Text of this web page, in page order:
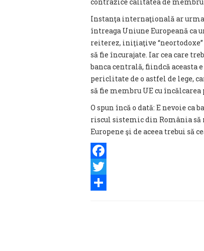
Instanţa internaţională ar urma
întreaga Uniune Europeană ca
reiterez, iniţiaţive
să fie încurajate. Iar cea care
banca centrală, fiindcă
periclitate de o astfel de lege,
să fie membru UE cu
O spun încă o dată: E nevoie ca
riscul sistemic din România
Europene şi de aceea trebui
Facebook
Twitter